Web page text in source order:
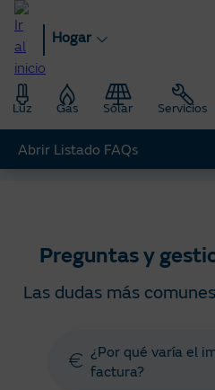
Pasar
contenido
principal
Hogar
Luz Gas Solar Servicios
Hogar Ayuda Preguntas y
Preguntas y
Las dudas más
¿Por qué varía el
factura?
Abrir Listado FAQs